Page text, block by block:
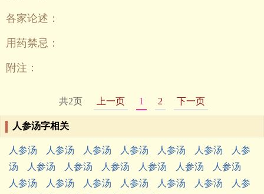
各家论述：
用药禁忌：
附注：
共2页 上一页 1 2 下一页
人参汤字相关
人参汤 人参汤 人参汤 人参汤 人参汤 人参汤
人参
汤
人参汤 人参汤 人参汤 人参汤 人参汤
人参汤
人参汤
人参汤 人参汤 人参汤 人参汤 人参汤
人参